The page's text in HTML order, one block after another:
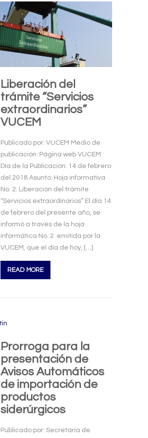
Liberación del
trámite “Servicios
extraordinarios”
VUCEM
Publicado por: VUCEM Medio de
publicación: Página web VUCEM
Día de la Publicación: 14 de febrero
del 2018 Asunto: Hoja informativa
No. 2: Liberación del trámite
“Servicios extraordinarios” El día 14
de febrero del presente año, se
informó a través de la hoja
informática No. 2 emitida por la
VUCEM, que el día de hoy, […]
READ MORE
Prorroga para la
presentación de
Avisos Automáticos
de importación de
productos
siderúrgicos
Publicado por: Secretaría de